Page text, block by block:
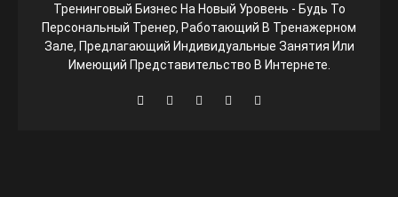
Тренинговый Бизнес На Новый Уровень - Будь То
Персональный Тренер, Работающий В Тренажерном
Зале, Предлагающий Индивидуальные Занятия Или
Имеющий Представительство В Интернете.